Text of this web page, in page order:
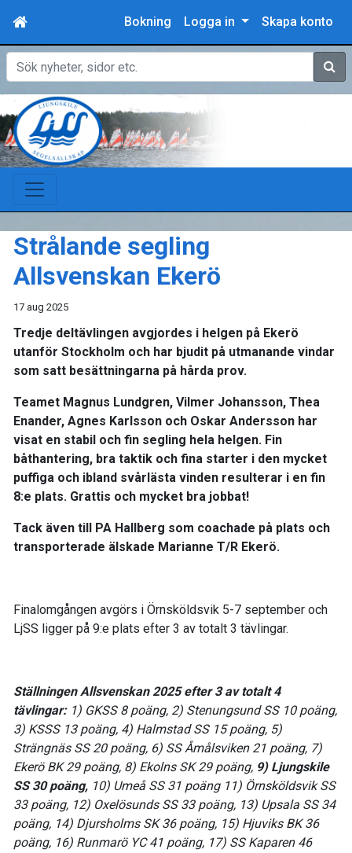
Bokning Logga in Skapa konto
Sök
Strålande segling
Allsvenskan Ekerö
17 aug 2025
Tredje deltävlingen avgjordes i helgen på Ekerö
utanför Stockholm och har bjudit på utmanande vindar
som satt besättningarna på hårda prov.
Teamet Magnus Lundgren, Vilmer Johansson, Thea
Enander, Agnes Karlsson och Oskar Andersson har
visat en stabil och fin segling hela helgen. Fin
båthantering, bra taktik och fina starter i den mycket
puffiga och ibland svårlästa vinden resulterar i en fin
8:e plats. Grattis och mycket bra jobbat!
Tack även till PA Hallberg som coachade på plats och
transporterade älskade Marianne T/R Ekerö.
Finalomgången avgörs i Örnsköldsvik 5-7 september och
LjSS ligger på 9:e plats efter 3 av totalt 3 tävlingar.
Ställningen Allsvenskan 2025 efter 3 av totalt 4
tävlingar: 1) GKSS 8 poäng, 2) Stenungsund SS 10 poäng,
3) KSSS 13 poäng, 4) Halmstad SS 15 poäng, 5)
Strängnäs SS 20 poäng, 6) SS Åmålsviken 21 poäng, 7)
Ekerö BK 29 poäng, 8) Ekolns SK 29 poäng, 9) Ljungskile
SS 30 poäng, 10) Umeå SS 31 poäng 11) Örnsköldsvik SS
33 poäng, 12) Oxelösunds SS 33 poäng, 13) Upsala SS 34
poäng, 14) Djursholms SK 36 poäng, 15) Hjuviks BK 36
poäng, 16) Runmarö YC 41 poäng, 17) SS Kaparen 46